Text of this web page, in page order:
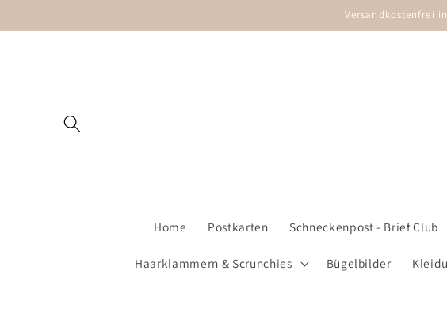
Inhalt
Versandkostenfrei
Home Postkarten Schneckenpost - Brief Club
Haarklammern & Scrunchies Bügelbilder